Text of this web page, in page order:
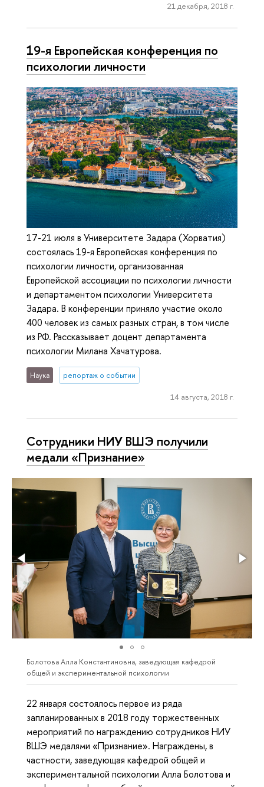
21 декабря, 2018 г.
19-я Европейская конференция по
психологии личности
17-21 июля в Университете Задара (Хорватия)
состоялась 19-я Европейская конференция по
психологии личности, организованная
Европейской ассоциации по психологии личности
и департаментом психологии Университета
Задара. В конференции приняло участие около
400 человек из самых разных стран, в том числе
из РФ. Рассказывает доцент департамента
психологии Милана Хачатурова.
Наука репортаж о событии
14 августа, 2018 г.
Сотрудники НИУ ВШЭ получили
медали «Признание»
Болотова Алла Константиновна, заведующая кафедрой
общей и экспериментальной психологии
22 января состоялось первое из ряда
запланированных в 2018 году торжественных
мероприятий по награждению сотрудников НИУ
ВШЭ медалями «Признание». Награждены, в
частности, заведующая кафедрой общей и
экспериментальной психологии Алла Болотова и